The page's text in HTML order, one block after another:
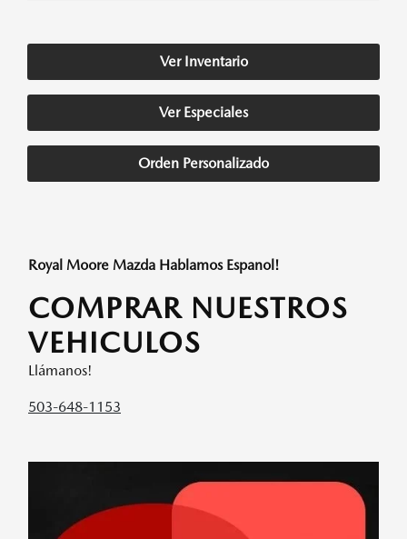
Ver Inventario
Ver Especiales
Orden Personalizado
Royal Moore Mazda Hablamos Espanol!
COMPRAR NUESTROS
VEHICULOS
Llámanos!
503-648-1153